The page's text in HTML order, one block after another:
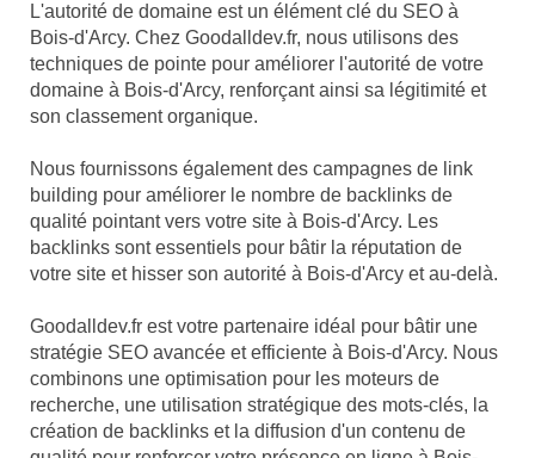
L'autorité de domaine est un élément clé du SEO à
Bois-d'Arcy. Chez Goodalldev.fr, nous utilisons des
techniques de pointe pour améliorer l'autorité de votre
domaine à Bois-d'Arcy, renforçant ainsi sa légitimité et
son classement organique.
Nous fournissons également des campagnes de link
building pour améliorer le nombre de backlinks de
qualité pointant vers votre site à Bois-d'Arcy. Les
backlinks sont essentiels pour bâtir la réputation de
votre site et hisser son autorité à Bois-d'Arcy et au-delà.
Goodalldev.fr est votre partenaire idéal pour bâtir une
stratégie SEO avancée et efficiente à Bois-d'Arcy. Nous
combinons une optimisation pour les moteurs de
recherche, une utilisation stratégique des mots-clés, la
création de backlinks et la diffusion d'un contenu de